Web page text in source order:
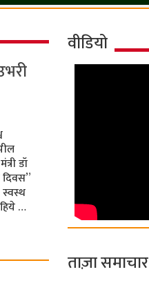
डॉ
दिवस”
…
वीडियो
ताज़ा समाचार